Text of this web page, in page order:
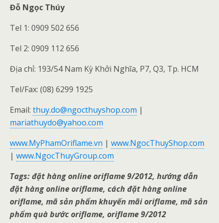
Đỗ Ngọc Thúy
Tel 1: 0909 502 656
Tel 2: 0909 112 656
Địa chỉ: 193/54 Nam Kỳ Khởi Nghĩa, P7, Q3, Tp. HCM
Tel/Fax: (08) 6299 1925
Email: thuy.do@ngocthuyshop.com |
mariathuydo@yahoo.com
www.MyPhamOriflame.vn | www.NgocThuyShop.com
| www.NgocThuyGroup.com
Tags: đặt hàng online oriflame 9/2012, hướng dẫn
đặt hàng online oriflame, cách đặt hàng online
oriflame, mã sản phẩm khuyến mãi oriflame, mã sản
phẩm quà bước oriflame, oriflame 9/2012